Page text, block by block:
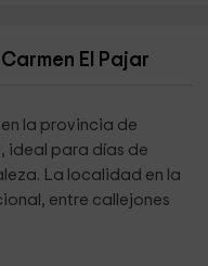
El Pajar
la provincia de
ideal para días de
La localidad en la
entre callejones